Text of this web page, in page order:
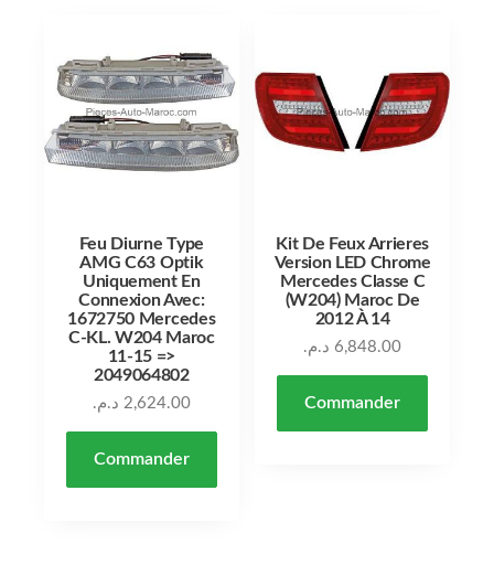
Feu Diurne Type
AMG C63 Optik
Uniquement En
Connexion Avec:
1672750 Mercedes
C-KL. W204 Maroc
11-15 =>
2049064802
2,624.00 د.م.
Commander
Kit De Feux Arrieres
Version LED Chrome
Mercedes Classe C
(W204) Maroc De
2012 À 14
6,848.00 د.م.
Commander